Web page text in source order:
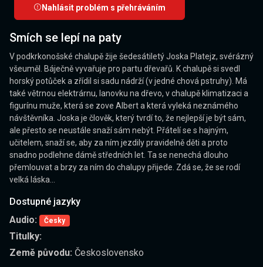
Nahlásit problém s přehráváním
Smích se lepí na paty
V podkrkonošské chalupě žije šedesátiletý Joska Platejz, svérázný
všeuměl. Báječně vyvařuje pro partu dřevařů. K chalupě si svedl
horský potůček a zřídil si sadu nádrží (v jedné chová pstruhy). Má
také větrnou elektrárnu, lanovku na dřevo, v chalupě klimatizaci a
figurínu muže, která se zove Albert a která vyleká neznámého
návštěvníka. Joska je člověk, který tvrdí to, že nejlepší je být sám,
ale přesto se neustále snaží sám nebýt. Přátelí se s hajným,
učitelem, snaží se, aby za ním jezdily pravidelně děti a proto
snadno podlehne dámě středních let. Ta se nenechá dlouho
přemlouvat a brzy za ním do chalupy přijede. Zdá se, že se rodí
velká láska...
Dostupné jazyky
Audio:
Česky
Titulky:
Země původu: Československo